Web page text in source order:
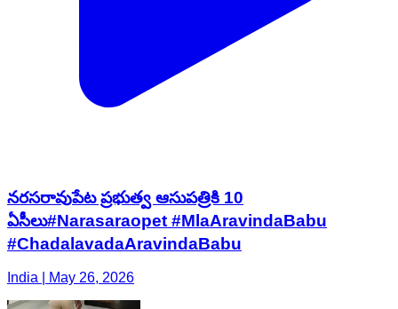
నరసరావుపేట ప్రభుత్వ ఆసుపత్రికి 10
ఏసీలు#Narasaraopet #MlaAravindaBabu
#ChadalavadaAravindaBabu
India | May 26, 2026